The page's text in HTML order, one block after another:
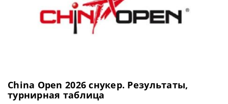
China Open 2026 cнукер. Результаты,
турнирная таблица